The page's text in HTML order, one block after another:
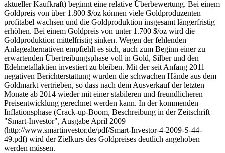
aktueller Kaufkraft) beginnt eine relative Überbewertung. Bei einem
Goldpreis von über 1.800 $/oz können viele Goldproduzenten
profitabel wachsen und die Goldproduktion insgesamt längerfristig
erhöhen. Bei einem Goldpreis von unter 1.700 $/oz wird die
Goldproduktion mittelfristig sinken. Wegen der fehlenden
Anlagealternativen empfiehlt es sich, auch zum Beginn einer zu
erwartenden Übertreibungsphase voll in Gold, Silber und den
Edelmetallaktien investiert zu bleiben. Mit der seit Anfang 2011
negativen Berichterstattung wurden die schwachen Hände aus dem
Goldmarkt vertrieben, so dass nach dem Ausverkauf der letzten
Monate ab 2014 wieder mit einer stabileren und freundlicheren
Preisentwicklung gerechnet werden kann. In der kommenden
Inflationsphase (Crack-up-Boom, Beschreibung in der Zeitschrift
"Smart-Investor", Ausgabe April 2009
(http://www.smartinvestor.de/pdf/Smart-Investor-4-2009-S-44-
49.pdf) wird der Zielkurs des Goldpreises deutlich angehoben
werden müssen.